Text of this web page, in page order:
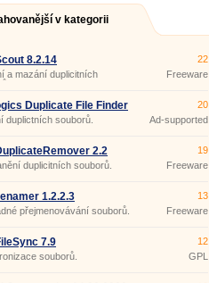
v kategorii
8.2.14
a mazání duplicitních
22
Freeware
Duplicate File Finder
duplictních souborů.
20
Ad-supported
2.2
duplicitních souborů.
19
Freeware
1.2.2.3
přejmenovávání souborů.
13
Freeware
7.9
souborů.
12
GPL